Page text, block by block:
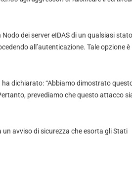
dei server eIDAS di un qualsiasi stato
all’autenticazione. Tale opzione è
dichiarato: “Abbiamo dimostrato
prevediamo che questo attacco
avviso di sicurezza che esorta gli Stati